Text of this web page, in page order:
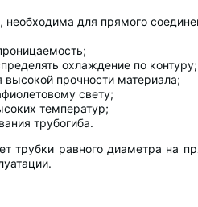
для прямого
охлаждение по контуру;
прочности материала;
свету;
температур;
трубогиба.
трубки равного диаметра на